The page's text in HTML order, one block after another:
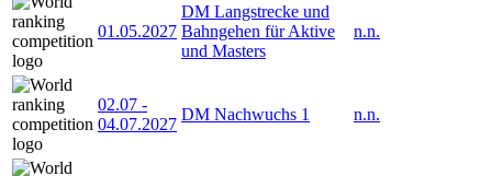
01.05.2027
DM Langstrecke und
Bahngehen für Aktive
und Masters
n.n.
02.07 -
04.07.2027
DM Nachwuchs 1 n.n.